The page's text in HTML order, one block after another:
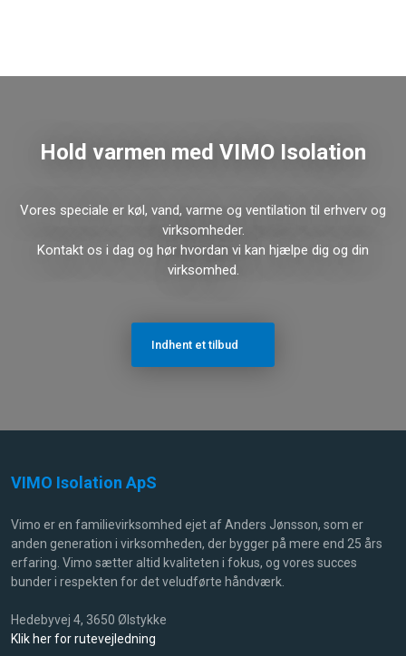
Hold varmen med VIMO Isolation
Vores speciale er køl, vand, varme og ventilation til erhverv og
virksomheder.
​Kontakt os i dag og hør hvordan vi kan hjælpe dig og din
virksomhed.
​Indhent et tilbud
VIMO Isolation ApS​
Vimo er en familievirksomhed ejet af Anders Jønsson, som er
anden generation i virksomheden, der bygger på mere end 25 års
erfaring. Vimo sætter altid kvaliteten i fokus, og vores succes
bunder i respekten for det veludførte håndværk.
Hedebyvej 4, 3650 Ølstykke
Klik her for rutevejledning